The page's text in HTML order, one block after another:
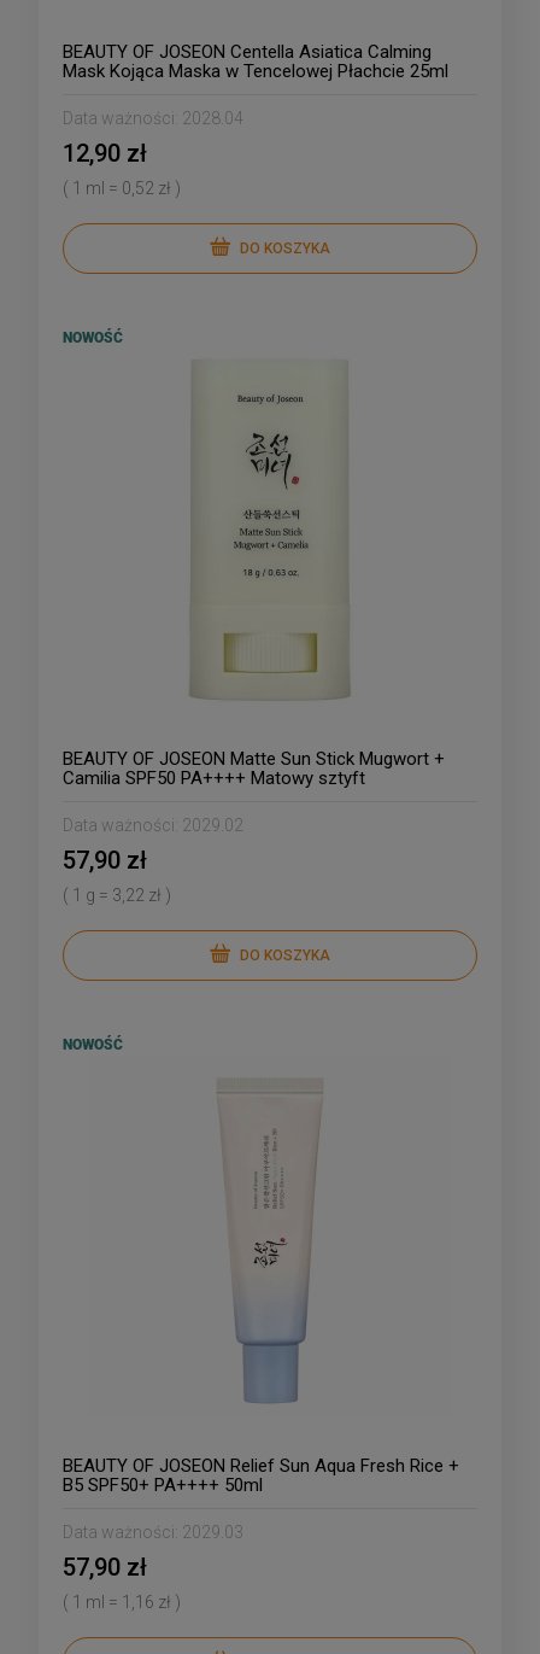
BEAUTY OF JOSEON Centella Asiatica Calming
Mask Kojąca Maska w Tencelowej Płachcie 25ml
Data ważności: 2028.04
12,90 zł
( 1 ml = 0,52 zł )
DO KOSZYKA
BEAUTY OF JOSEON Matte Sun Stick Mugwort +
Camilia SPF50 PA++++ Matowy sztyft
Data ważności: 2029.02
57,90 zł
( 1 g = 3,22 zł )
DO KOSZYKA
NOWOŚĆ
BEAUTY OF JOSEON Relief Sun Aqua Fresh Rice +
B5 SPF50+ PA++++ 50ml
Data ważności: 2029.03
57,90 zł
( 1 ml = 1,16 zł )
NOWOŚĆ